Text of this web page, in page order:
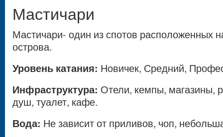
Мастичари
Мастичари- один из спотов расположенных
острова.
Уровень катания: Новичек, Средний,
Инфраструктура: Отели, кемпы, магазины,
душ, туалет, кафе.
Вода: Не зависит от приливов, чоп,